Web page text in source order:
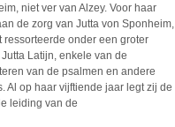
niet ver van Alzey. Voor haar
de zorg van Jutta von Sponheim,
onder een groter
Latijn, enkele van de
van de psalmen en andere
Al op haar vijftiende jaar legt zij de
leiding van de